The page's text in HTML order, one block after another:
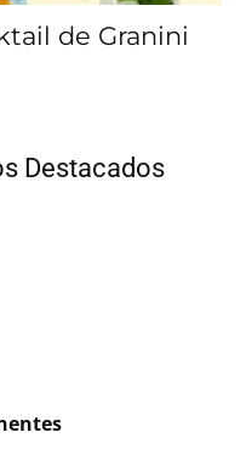
de Granini
Destacados